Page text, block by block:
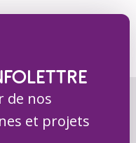
de nos
et projets